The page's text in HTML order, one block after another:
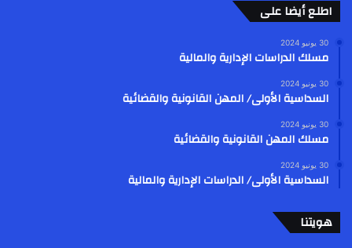
اطلع أيضا على
30 يونيو 2024
مسلك الدراسات الإدارية والمالية
30 يونيو 2024
السداسية الأولى/ المهن القانونية والقضائية
30 يونيو 2024
مسلك المهن القانونية والقضائية
30 يونيو 2024
السداسية الأولى/ الدراسات الإدارية والمالية
هويتنا